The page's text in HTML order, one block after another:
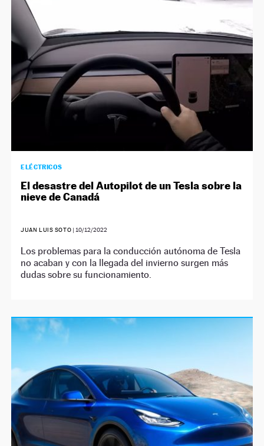
NEWSLETTER
ELÉCTRICOS
El desastre del Autopilot de un Tesla sobre la
nieve de Canadá
JUAN LUIS SOTO | 10/12/2022
Los problemas para la conducción autónoma de Tesla
no acaban y con la llegada del invierno surgen más
dudas sobre su funcionamiento.